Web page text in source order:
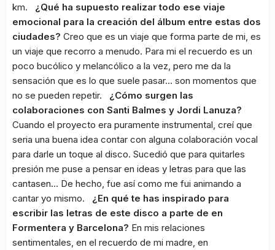
km. ¿Qué ha supuesto realizar todo ese viaje
emocional para la creación del álbum entre estas dos
ciudades? Creo que es un viaje que forma parte de mi, es
un viaje que recorro a menudo. Para mi el recuerdo es un
poco bucólico y melancólico a la vez, pero me da la
sensación que es lo que suele pasar… son momentos que
no se pueden repetir. ¿Cómo surgen las
colaboraciones con Santi Balmes y Jordi Lanuza?
Cuando el proyecto era puramente instrumental, creí que
seria una buena idea contar con alguna colaboración vocal
para darle un toque al disco. Sucedió que para quitarles
presión me puse a pensar en ideas y letras para que las
cantasen… De hecho, fue así como me fui animando a
cantar yo mismo. ¿En qué te has inspirado para
escribir las letras de este disco a parte de en
Formentera y Barcelona? En mis relaciones
sentimentales, en el recuerdo de mi madre, en